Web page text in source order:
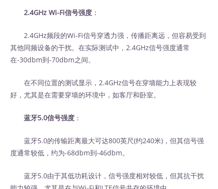
2.4GHz Wi-Fi信号强度 ：
2.4GHz频段的Wi-Fi信号穿透力强，传播距离远，但容易受到
其他同频设备的干扰。在实际测试中，2.4GHz信号强度通常
在-30dbm到-70dbm之间。
在不同位置的测试显示，2.4GHz信号在穿墙能力上表现较
好，尤其是在需要穿墙的环境中，如客厅和卧室。
蓝牙5.0信号强度 ：
蓝牙5.0的传输距离最大可达800英尺(约240米)，但其信号强
度通常较低，约为-68dbm到-46dbm。
蓝牙5.0由于其低功耗设计，信号强度相对较低，但其抗干扰